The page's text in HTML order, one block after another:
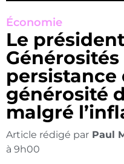
Économie
Le
persistance
générosité
malgré
Article rédigé par Paul
à 9h00